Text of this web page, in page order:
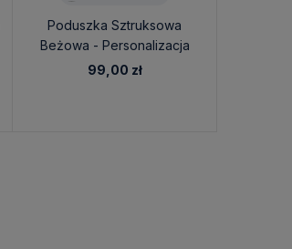
Poduszka Sztruksowa
Beżowa - Personalizacja
99,00 zł